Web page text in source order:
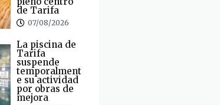
de Tarifa
07/08/2026
La piscina de
Tarifa
suspende
temporalment
e su actividad
por obras de
mejora